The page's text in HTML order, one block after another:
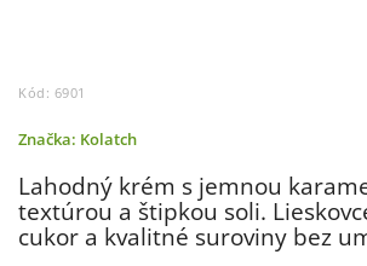
Kód: 6901
Značka: Kolatch
Lahodný krém s jemnou
textúrou a štipkou soli.
cukor a kvalitné suroviny bez